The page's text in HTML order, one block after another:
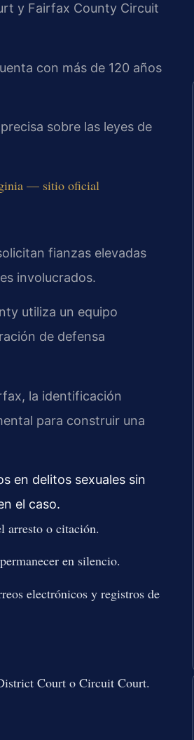
y Fairfax County Circuit
con más de 120 años
sobre las leyes de
— sitio oficial
fianzas elevadas
involucrados.
utiliza un equipo
de defensa
la identificación
para construir una
en delitos sexuales sin
el caso.
arresto o citación.
en silencio.
electrónicos y registros de
Court o Circuit Court.